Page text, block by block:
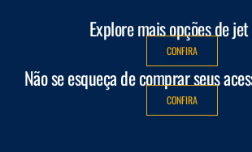
Explore mais opções de
CONFIRA
Não se esqueça de comprar seus
CONFIRA